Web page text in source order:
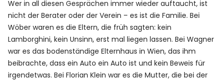
Wer in all diesen Gesprächen immer wieder auftaucht, ist
nicht der Berater oder der Verein – es ist die Familie. Bei
Wöber waren es die Eltern, die früh sagten: kein
Lamborghini, kein Unsinn, erst mal liegen lassen. Bei Wagner
war es das bodenständige Elternhaus in Wien, das ihm
beibrachte, dass ein Auto ein Auto ist und kein Beweis für
irgendetwas. Bei Florian Klein war es die Mutter, die bei der